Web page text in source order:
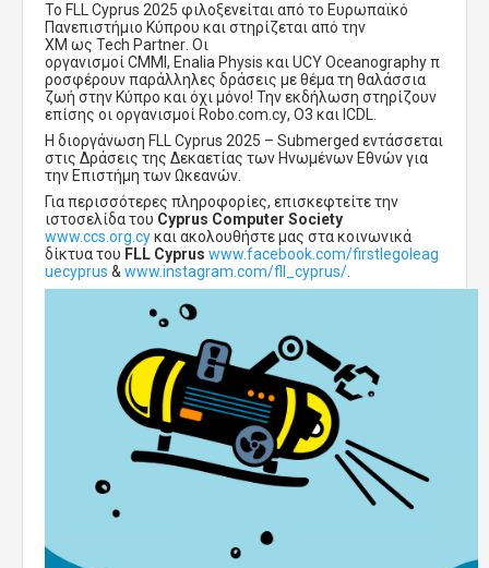
To FLL Cyprus 2025 φιλοξενείται από το Ευρωπαϊκό
Πανεπιστήμιο Κύπρου και στηρίζεται από την
XM ως Tech Partner . Οι
οργανισμοί CMMI , Enalia Physis και UCYOceanographyπ
ροσφέρουν παράλληλες δράσεις με θέμα τη θαλάσσια
ζωή στην Κύπρο και όχι μόνο! Την εκδήλωση στηρίζουν
επίσης οι οργανισμοί Robo com cy, O3 και ICDL
Η διοργάνωση FLL Cyprus 2025 – Submerged εντάσσεται
στις Δράσεις της Δεκαετίας των Ηνωμένων Εθνών για
την Επιστήμη των Ωκεανών
Για περισσότερες πληροφορίες, επισκεφτείτε την
ιστοσελίδα του Cyprus Computer Society
www.ccs.org.cyκαι ακολουθήστε μας στα κοινωνικά
δίκτυατου FLL Cyprus www.facebook.com/firstlegoleag
uecyprus & www.instagram.com/fll_cyprus/